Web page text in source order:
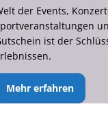
der Events,
ist der
Mehr erfahren